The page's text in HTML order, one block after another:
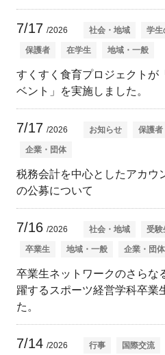
7/17 /2026 社会・地域 学生
保護者 在学生 地域・一般
すくすく食育プロジェクトが
ベント」を実施しました。
7/17 /2026 お知らせ 保護者
企業・団体
税務会計を中心としたアカウ
の公募について
7/16 /2026 社会・地域 受験
卒業生 地域・一般 企業・団体
卒業生ネットワークのさらな
躍するスポーツ経営学科卒業
た。
7/14 /2026 行事 国際交流